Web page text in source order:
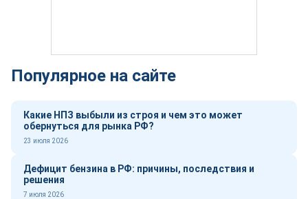
Популярное на сайте
Какие НПЗ выбыли из строя и чем это может
обернуться для рынка РФ?
23 июля 2026
Дефицит бензина в РФ: причины, последствия и
решения
7 июля 2026